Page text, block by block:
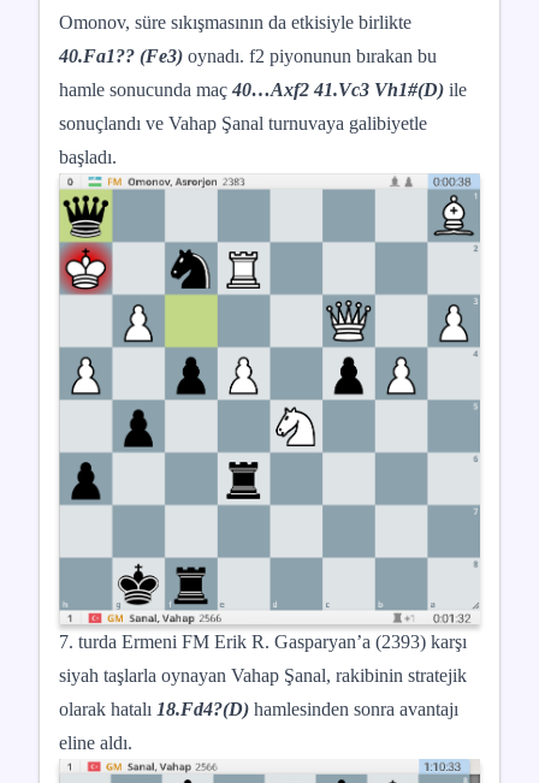
Omonov, süre sıkışmasının da etkisiyle birlikte
40.Fa1?? (Fe3) oynadı. f2 piyonunun bırakan bu
hamle sonucunda maç 40…Axf2 41.Vc3 Vh1#(D) ile
sonuçlandı ve Vahap Şanal turnuvaya galibiyetle
başladı.
7. turda Ermeni FM Erik R. Gasparyan’a (2393) karşı
siyah taşlarla oynayan Vahap Şanal, rakibinin stratejik
olarak hatalı 18.Fd4?(D) hamlesinden sonra avantajı
eline aldı.